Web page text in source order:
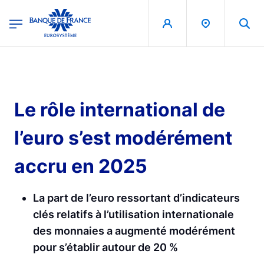
Banque de France - Menu Principal
Le rôle international de
l’euro s’est modérément
accru en 2025
La part de l’euro ressortant d’indicateurs
clés relatifs à l’utilisation internationale
des monnaies a augmenté modérément
pour s’établir autour de 20 %